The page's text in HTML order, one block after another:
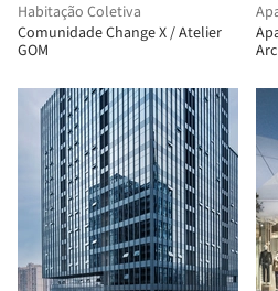
Habitação Coletiva
Comunidade Change X / Atelier
GOM